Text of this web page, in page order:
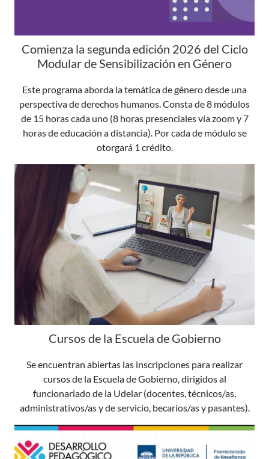
Comienza la segunda edición 2026 del Ciclo
Modular de Sensibilización en Género
Este programa aborda la temática de género desde una
perspectiva de derechos humanos. Consta de 8 módulos
de 15 horas cada uno (8 horas presenciales vía zoom y 7
horas de educación a distancia). Por cada de módulo se
otorgará 1 crédito.
Cursos de la Escuela de Gobierno
Se encuentran abiertas las inscripciones para realizar
cursos de la Escuela de Gobierno, dirigidos al
funcionariado de la Udelar (docentes, técnicos/as,
administrativos/as y de servicio, becarios/as y pasantes).